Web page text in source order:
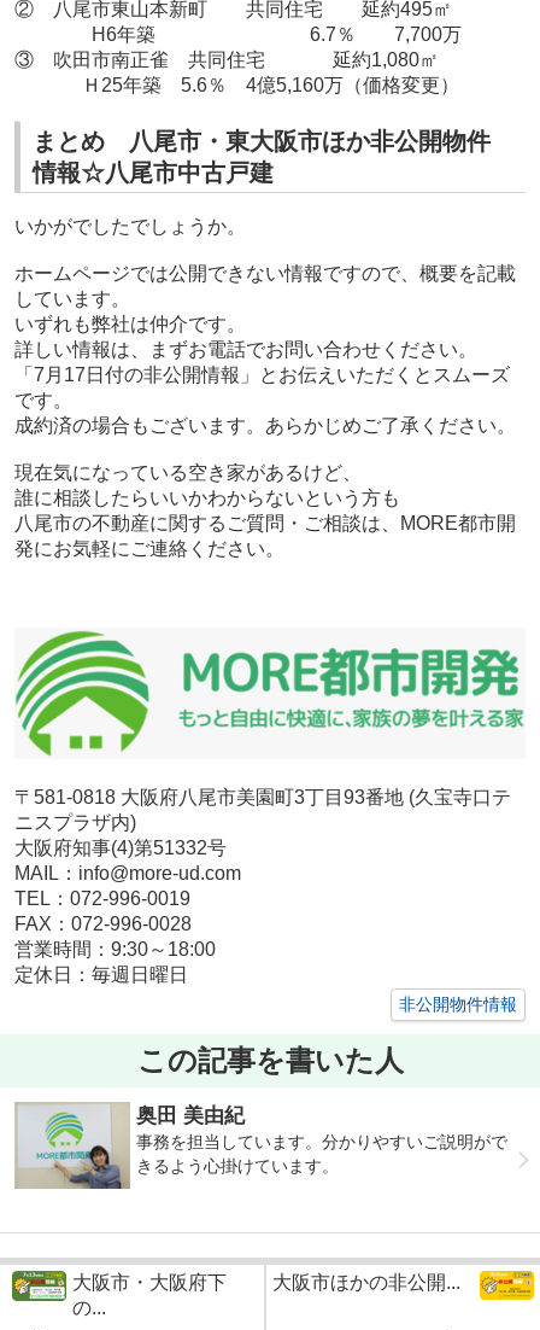
② 八尾市東山本新町 共同住宅 延約495㎡
H6年築 6.7％ 7,700万
③ 吹田市南正雀 共同住宅 延約1,080㎡
Ｈ25年築 5.6％ 4億5,160万（価格変更）
まとめ 八尾市・東大阪市ほか非公開物件
情報☆八尾市中古戸建
いかがでしたでしょうか。
ホームページでは公開できない情報ですので、 概要を記載
しています。
いずれも弊社は仲介です。
詳しい情報は、まずお電話でお問い合わせください。
「7月17日付の非公開情報」とお伝えいただくとスムーズ
です。
成約済の場合もございます。あらかじめご了承ください。
現在気になっている空き家があるけど、
誰に相談したらいいかわからないという方も
八尾市の不動産に関するご質問・ご相談は、MORE都市開
発にお気軽にご連絡ください。
〒581-0818 大阪府八尾市美園町3丁目93番地 (久宝寺口テ
ニスプラザ内)
大阪府知事(4)第51332号
MAIL：info@more-ud.com
TEL：072-996-0019
FAX：072-996-0028
営業時間：9:30～18:00
定休日：毎週日曜日
非公開物件情報
この記事を書いた人
奥田 美由紀
事務を担当しています。分かりやすいご説明がで
きるよう心掛けています。
大阪市・大阪府下
の...
大阪市ほかの非公開...